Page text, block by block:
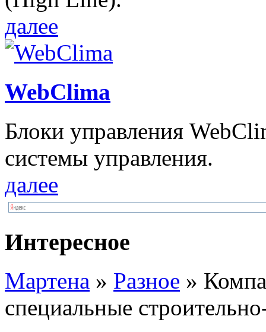
далее
WebClima
Блоки упрaвлeния
системы управления.
далее
Интересное
Мартена » Разное »
специальные